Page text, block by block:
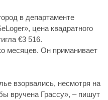
в департаменте
цена квадратного
€3 516.
месяцев. Он приманивает
взорвались, несмотря на
вручена Грассу», – пишут